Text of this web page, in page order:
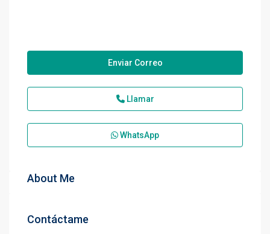
Enviar Correo
Llamar
WhatsApp
About Me
Contáctame